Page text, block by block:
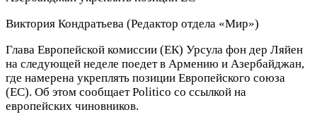
Виктория Кондратьева (Редактор отдела «Мир»)
Глава Европейской комиссии (ЕК) Урсула фон дер Ляйен
на следующей неделе поедет в Армению и Азербайджан,
где намерена укреплять позиции Европейского союза
(ЕС). Об этом сообщает Politico со ссылкой на
европейских чиновников.